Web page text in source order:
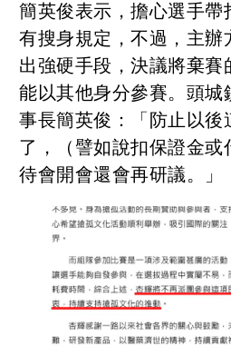
簡英俊表示，擔心選手帶
有搜身規定，不過，主辦
出強硬手段，決議將棄賽
能以其他身分參賽。頭城
事長簡英俊：「防止以後
了，（譬如說扣保證金或
待會開會還會再研議。」